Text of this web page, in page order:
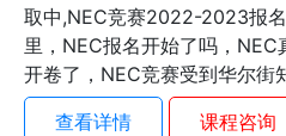
取中,NEC竞赛2022-2023报
里，NEC报名开始了吗，
开卷了，NEC竞赛受到华尔街
查看详情
课程咨询